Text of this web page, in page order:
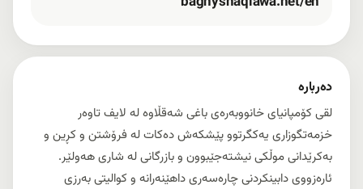
دەربارە
لقی کۆمپانیای خانووبەرەی باغی شەقڵاوە لە لایف تاوەر
خزمەتگوزاری یەکگرتوو پێشکەش دەکات لە فرۆشتن و کڕین و
بەکرێدانی موڵکی نیشتەجێبوون و بازرگانی لە شاری هەولێر.
ئارەزووی دابینکردنی چارەسەری داهێنەرانە و کوالیتی بەرزی